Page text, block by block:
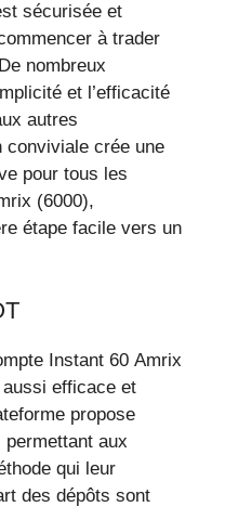
sécurisée et
à trader
nombreux
et l’efficacité
autres
conviviale crée une
pour tous les
(6000),
étape facile vers un
Instant 60 Amrix
efficace et
propose
aux
qui leur
des dépôts sont